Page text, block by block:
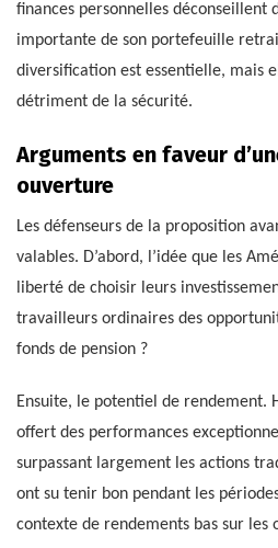
finances personnelles déconseillent
importante de son portefeuille
diversification est essentielle, mais
détriment de la sécurité.
Arguments en faveur
ouverture
Les défenseurs de la proposition
valables. D’abord, l’idée que les
liberté de choisir leurs
travailleurs ordinaires des
fonds de pension ?
Ensuite, le potentiel de rendement.
offert des performances
surpassant largement les actions
ont su tenir bon pendant les
contexte de rendements bas sur les